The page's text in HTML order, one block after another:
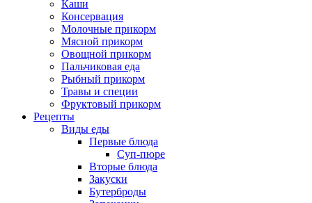
Каши
Консервация
Молочные прикорм
Мясной прикорм
Овощной прикорм
Пальчиковая еда
Рыбный прикорм
Травы и специи
Фруктовый прикорм
Рецепты
Виды еды
Первые блюда
Суп-пюре
Вторые блюда
Закуски
Бутерброды